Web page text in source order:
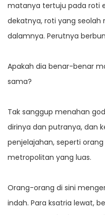
matanya tertuju pada roti
dekatnya, roti yang
dalamnya. Perutnya
Apakah dia benar-benar
sama?
Tak sanggup menahan
dirinya dan putranya, dan
penjelajahan, seperti
metropolitan yang luas.
Orang-orang di sini
indah. Para ksatria lewat,